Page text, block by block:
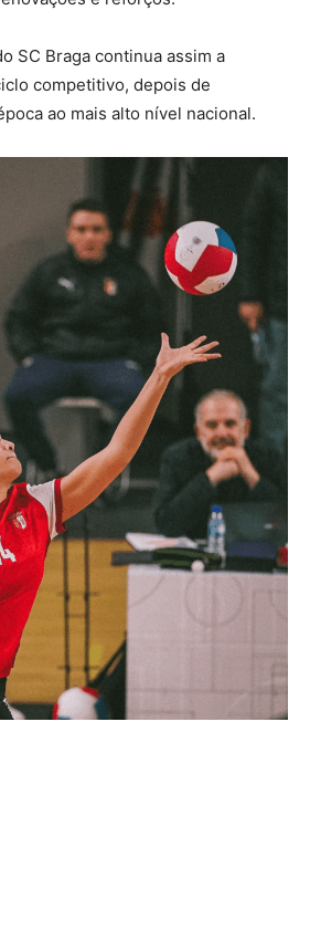
SC Braga continua assim a
competitivo, depois de
ao mais alto nível nacional.